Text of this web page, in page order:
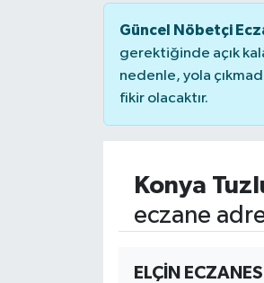
Güncel Nöbetçi
gerektiğinde açık
nedenle, yola
fikir olacaktır.
Konya
eczane
ELÇİN ECZANESİ